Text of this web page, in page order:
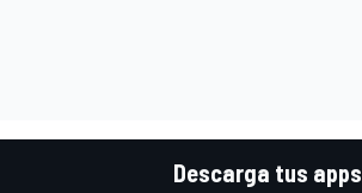
Descarga tus apps